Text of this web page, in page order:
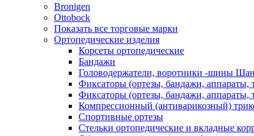
Bronigen
Ottobock
Показать все торговые марки
Ортопедические изделия
Корсеты ортопедические
Бандажи
Головодержатели, воротники -шины
Фиксаторы (ортезы, бандажи, аппараты,
Фиксаторы (ортезы, бандажи, аппараты,
Компрессионный (антиварикозный)
Спортивные ортезы
Стельки ортопедические и вкладные